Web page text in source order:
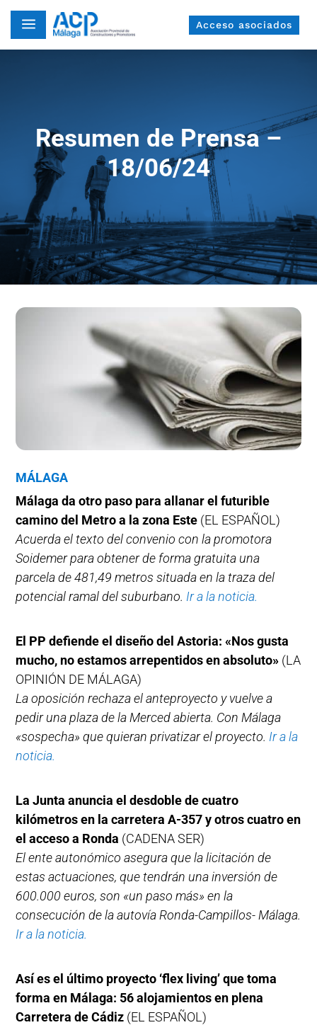
a Acceso asociados
Resumen de Prensa –
18/06/24
MÁLAGA
Málaga da otro paso para allanar el futurible
camino del Metro a la zona Este (EL ESPAÑOL)
Acuerda el texto del convenio con la promotora
Soidemer para obtener de forma gratuita una
parcela de 481,49 metros situada en la traza del
potencial ramal del suburbano. Ir a la noticia.
El PP defiende el diseño del Astoria: «Nos gusta
mucho, no estamos arrepentidos en absoluto» (LA
OPINIÓN DE MÁLAGA)
La oposición rechaza el anteproyecto y vuelve a
pedir una plaza de la Merced abierta. Con Málaga
«sospecha» que quieran privatizar el proyecto. Ir a la
noticia.
La Junta anuncia el desdoble de cuatro
kilómetros en la carretera A-357 y otros cuatro en
el acceso a Ronda (CADENA SER)
El ente autonómico asegura que la licitación de
estas actuaciones, que tendrán una inversión de
600.000 euros, son «un paso más» en la
consecución de la autovía Ronda-Campillos- Málaga.
Ir a la noticia.
Así es el último proyecto ‘flex living’ que toma
forma en Málaga: 56 alojamientos en plena
Carretera de Cádiz (EL ESPAÑOL)